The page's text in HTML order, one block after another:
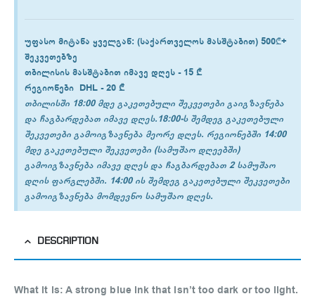
უფასო მიტანა ყველგან: (საქართველოს მასშტაბით) 500₾+
შეკვეთებზე
თბილისის მასშტაბით იმავე დღეს -15 ₾
რეგიონები DHL -20 ₾
თბილისში 18:00 მდე გაკეთებული შეკვეთები გაიგზავნება
და ჩაგბარდებათ იმავე დღეს.18:00-ს შემდეგ გაკეთებული
შეკვეთები გამოიგზავნება მეორე დღეს. რეგიონებში 14:00
მდე გაკეთებული შეკვეთები (სამუშაო დღეებში)
გამოიგზავნება იმავე დღეს და ჩაგბარდებათ 2 სამუშაო
დღის ფარგლებში. 14:00 ის შემდეგ გაკეთებული შეკვეთები
გამოიგზავნება მომდევნო სამუშაო დღეს.
DESCRIPTION
What it is:A strong blue ink that isn’t too dark or too light.